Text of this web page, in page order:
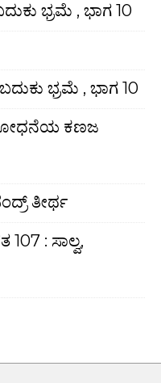
ಭ್ರಮೆ , ಭಾಗ 10
ಭ್ರಮೆ , ಭಾಗ 10
ಕಣಜ
ತೀರ್ಥ
107 : ಸಾಲ್ವ,